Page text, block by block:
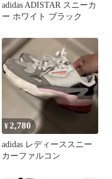
adidas ADISTAR スニーカ
ー ホワイト ブラック
¥2,780
adidas レディーススニー
カーファルコン